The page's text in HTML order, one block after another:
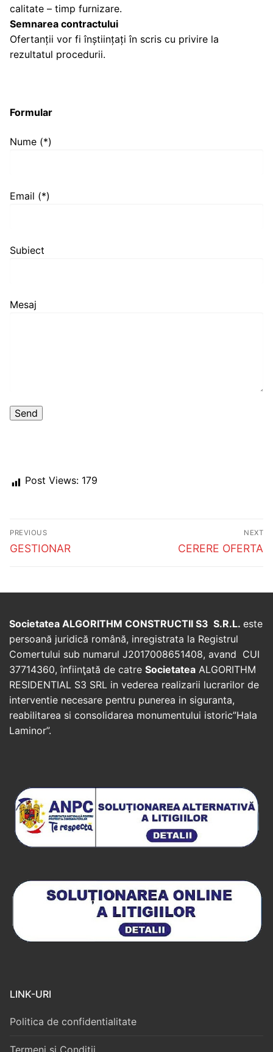
calitate – timp furnizare.
Semnarea contractului
Ofertanții vor fi înștiințați în scris cu privire la
rezultatul procedurii.
Formular
Nume (*)
Email (*)
Subiect
Mesaj
Post Views: 179
Post
navigation
PREVIOUS
Previous
GESTIONAR
NEXT
Next
CERERE OFERTA
Societatea ALGORITHM CONSTRUCTII S3 S.R.L. este
persoană juridică română, inregistrata la Registrul
Comertului sub numarul J2017008651408, avand CUI
37714360, înfiinţată de catre Societatea ALGORITHM
RESIDENTIAL S3 SRL in vederea realizarii lucrarilor de
interventie necesare pentru punerea in siguranta,
reabilitarea si consolidarea monumentului istoric”Hala
Laminor”.
LINK-URI
Politica de confidentialitate
Termeni si Conditii